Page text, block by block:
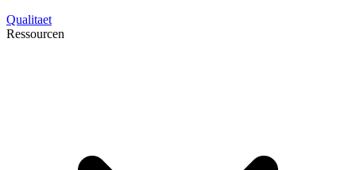
Qualitaet
Ressourcen